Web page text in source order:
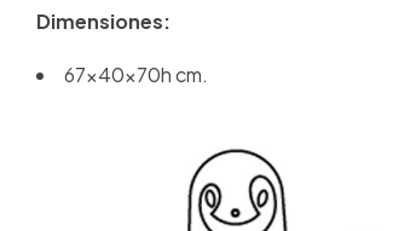
Dimensiones:
67x40x70h cm.